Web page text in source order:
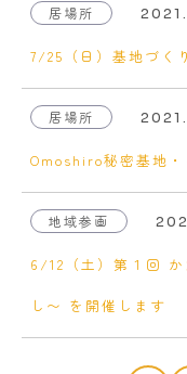
居場所
7/25（日）基地づく
居場所
Omoshiro秘密基地
地域参画
6/12（土）第１回
し〜 を開催します